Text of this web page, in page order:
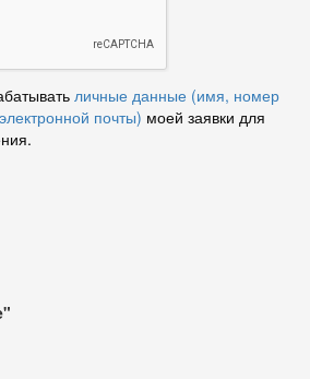
личные данные (имя, номер
почты) моей заявки для